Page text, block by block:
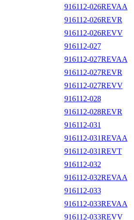
916112-026REVAA
916112-026REVR
916112-026REVV
916112-027
916112-027REVAA
916112-027REVR
916112-027REVV
916112-028
916112-028REVR
916112-031
916112-031REVAA
916112-031REVT
916112-032
916112-032REVAA
916112-033
916112-033REVAA
916112-033REVV